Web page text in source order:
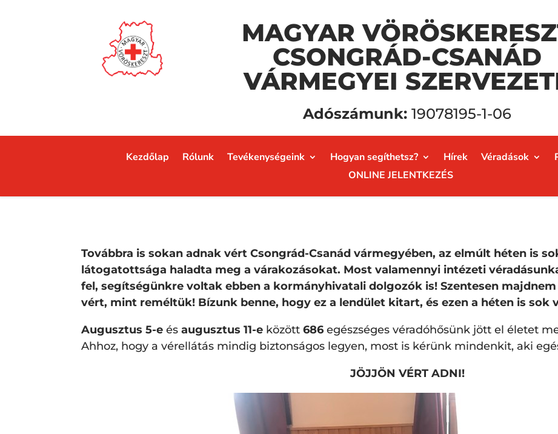
MAGYAR
CSONGRÁD-CSANÁD
VÁRMEGYEI
Adószámunk: 19078195-1-06
Kezdőlap Rólunk Tevékenységeink Hogyan segíthetsz? Hírek Véradások
ONLINE JELENTKEZÉS
Továbbra is sokan adnak vért Csongrád-Csanád vármegyében, az elmúlt héten is
látogatottsága haladta meg a várakozásokat. Most valamennyi intézeti
fel, segítségünkre voltak ebben a kormányhivatali dolgozók is! Szentesen
vért, mint reméltük! Bízunk benne, hogy ez a lendület kitart, és ezen a héten is sok
Augusztus 5-e ésaugusztus 11-e között686 egészséges véradóhősünk jött el életet
Ahhoz, hogy a vérellátás mindig biztonságos legyen, most is kérünk mindenkit, aki
JÖJJÖN VÉRT ADNI!